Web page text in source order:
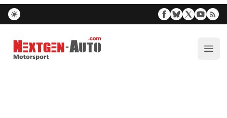
Nextgen-Auto.com